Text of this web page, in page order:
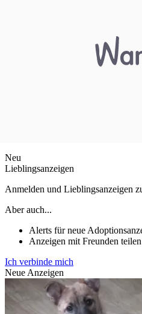
Neu
Lieblingsanzeigen
Anmelden und Lieblingsanzeigen
Aber auch...
Alerts für neue
Anzeigen mit Freunden teilen
Ich verbinde mich
Neue Anzeigen